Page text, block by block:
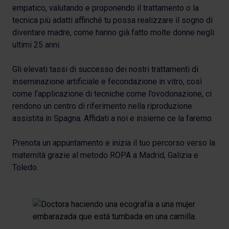
empatico, valutando e proponendo il trattamento o la
tecnica più adatti affinché tu possa realizzare il sogno di
diventare madre, come hanno già fatto molte donne negli
ultimi 25 anni.
Gli elevati tassi di successo dei nostri trattamenti di
inseminazione artificiale e fecondazione in vitro, così
come l’applicazione di tecniche come l’ovodonazione, ci
rendono un centro di riferimento nella riproduzione
assistita in Spagna. Affidati a noi e insieme ce la faremo.
Prenota un appuntamento e inizia il tuo percorso verso la
maternità grazie al metodo ROPA a Madrid, Galizia e
Toledo.